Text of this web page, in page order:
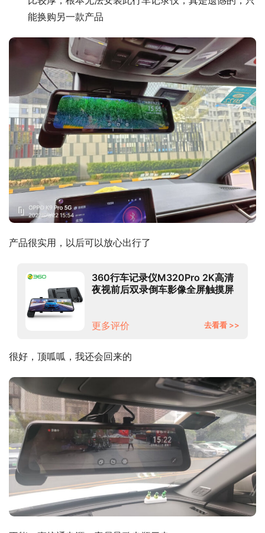
能换购另一款产品
产品很实用，以后可以放心出行了
360行车记录仪M320Pro 2K高清
夜视前后双录倒车影像全屏触摸屏
更多评价 去看看 >>
很好，顶呱呱，我还会回来的